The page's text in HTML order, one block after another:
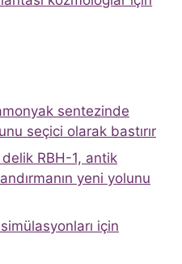
sentezinde
seçici olarak bastırır
RBH-1, antik
yeni yolunu
için